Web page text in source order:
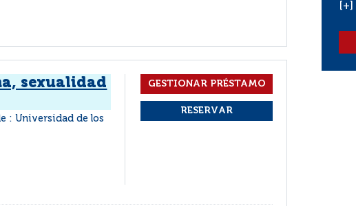
sexualidad
: Universidad de los
[+]